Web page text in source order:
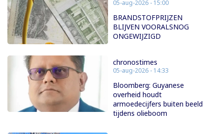
05-aug-2026 - 15:00
BRANDSTOFPRIJZEN
BLIJVEN VOORALSNOG
ONGEWIJZIGD
chronostimes
05-aug-2026 - 14:33
Bloomberg: Guyanese
overheid houdt
armoedecijfers buiten beeld
tijdens olieboom